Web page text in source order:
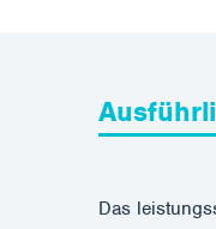
Das